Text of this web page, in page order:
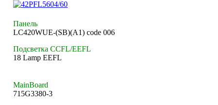
Панель
LC420WUE-(SB)(A1) code 006
Подсветка CCFL/EEFL
18 Lamp EEFL
MainBoard
715G3380-3